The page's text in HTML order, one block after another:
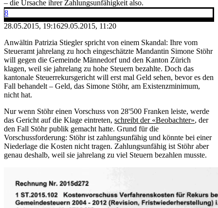
– die Ursache ihrer Zahlungsunfähigkeit also.
8
28.05.2015, 19:1629.05.2015, 11:20
Anwältin Patrizia Stiegler spricht von einem Skandal: Ihre vom
Steueramt jahrelang zu hoch eingeschätzte Mandantin Simone Stöhr
will gegen die Gemeinde Männedorf und den Kanton Zürich
klagen, weil sie jahrelang zu hohe Steuern bezahlte. Doch das
kantonale Steuerrekursgericht will erst mal Geld sehen, bevor es den
Fall behandelt – Geld, das Simone Stöhr, am Existenzminimum,
nicht hat.
Nur wenn Stöhr einen Vorschuss von 28'500 Franken leiste, werde
das Gericht auf die Klage eintreten, schreibt der «Beobachter», der
den Fall Stöhr publik gemacht hatte. Grund für die
Vorschussforderung: Stöhr ist zahlungsunfähig und könnte bei einer
Niederlage die Kosten nicht tragen. Zahlungsunfähig ist Stöhr aber
genau deshalb, weil sie jahrelang zu viel Steuern bezahlen musste.